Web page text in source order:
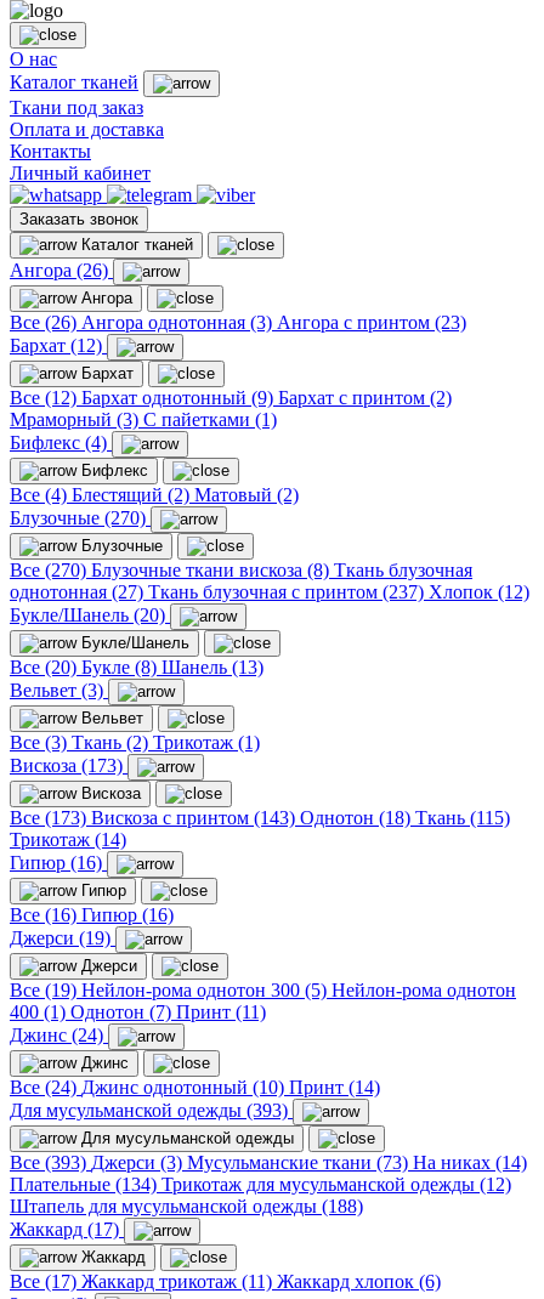
О нас
Каталог тканей
Ткани под заказ
Оплата и доставка
Контакты
Личный кабинет
Заказать звонок
Каталог тканей
Ангора (26)
Ангора
Все (26) Ангора однотонная (3) Ангора с принтом (23)
Бархат (12)
Бархат
Все (12) Бархат однотонный (9) Бархат с принтом (2)
Мраморный (3) С пайетками (1)
Бифлекс (4)
Бифлекс
Все (4) Блестящий (2) Матовый (2)
Блузочные (270)
Блузочные
Все (270) Блузочные ткани вискоза (8) Ткань блузочная
однотонная (27) Ткань блузочная с принтом (237) Хлопок (12)
Букле/Шанель (20)
Букле/Шанель
Все (20) Букле (8) Шанель (13)
Вельвет (3)
Вельвет
Все (3) Ткань (2) Трикотаж (1)
Вискоза (173)
Вискоза
Все (173) Вискоза с принтом (143) Однотон (18) Ткань (115)
Трикотаж (14)
Гипюр (16)
Гипюр
Все (16) Гипюр (16)
Джерси (19)
Джерси
Все (19) Нейлон-рома однотон 300 (5) Нейлон-рома однотон
400 (1) Однотон (7) Принт (11)
Джинс (24)
Джинс
Все (24) Джинс однотонный (10) Принт (14)
Для мусульманской одежды (393)
Для мусульманской одежды
Все (393) Джерси (3) Мусульманские ткани (73) На никах (14)
Плательные (134) Трикотаж для мусульманской одежды (12)
Штапель для мусульманской одежды (188)
Жаккард (17)
Жаккард
Все (17) Жаккард трикотаж (11) Жаккард хлопок (6)